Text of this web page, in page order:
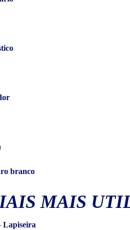
branco
MAIS
Lapiseira